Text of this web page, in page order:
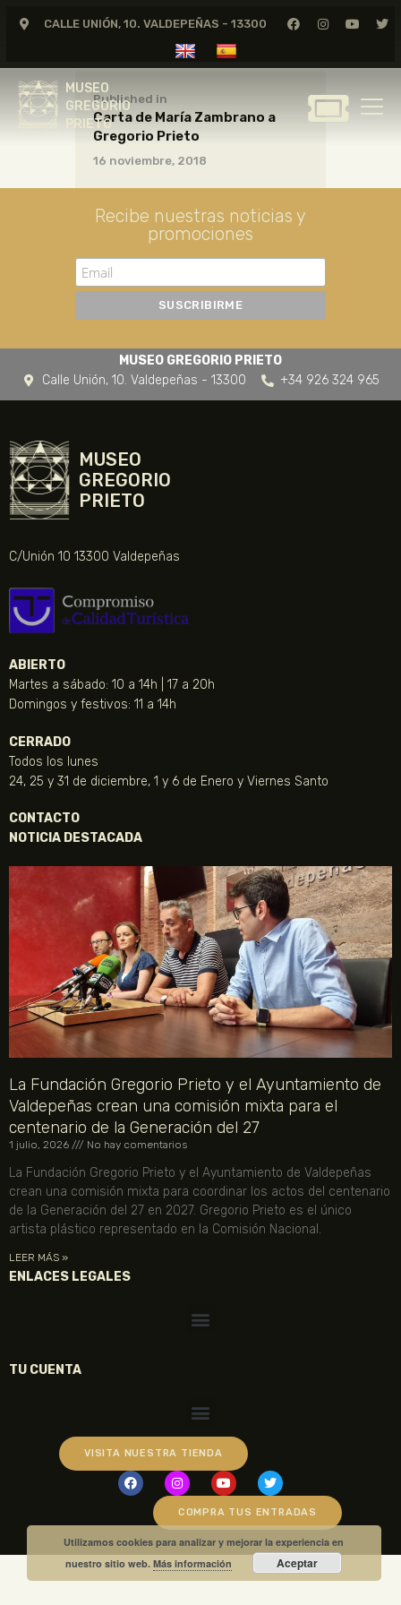
CALLE UNIÓN, 10. VALDEPEÑAS - 13300
MUSEO
GREGORIO
PRIETO
MUSEO
GREGORIO
GREGORIO PRIETO
CERTAMEN DE DIBUJO
FUNDACIÓN
TIENDA
NOTICIAS
Published in
Carta de María Zambrano a
Gregorio Prieto
16 noviembre, 2018
Recibe nuestras noticias y
promociones
MUSEO GREGORIO PRIETO
Calle Unión, 10. Valdepeñas - 13300
+34 926 324 965
MUSEO
GREGORIO
PRIETO
C/Unión 10 13300 Valdepeñas
ABIERTO
Martes a sábado: 10 a 14h | 17 a 20h
Domingos y festivos: 11 a 14h
CERRADO
Todos los lunes
24, 25 y 31 de diciembre, 1 y 6 de Enero y Viernes Santo
CONTACTO
NOTICIA DESTACADA
La Fundación Gregorio Prieto y el Ayuntamiento de
Valdepeñas crean una comisión mixta para el
centenario de la Generación del 27
1 julio, 2026 No hay comentarios
La Fundación Gregorio Prieto y el Ayuntamiento de Valdepeñas
crean una comisión mixta para coordinar los actos del centenario
de la Generación del 27 en 2027. Gregorio Prieto es el único
artista plástico representado en la Comisión Nacional.
LEER MÁS »
ENLACES LEGALES
TU CUENTA
VISITA NUESTRA TIENDA
COMPRA TUS ENTRADAS
Utilizamos cookies para analizar y mejorar la experiencia en
nuestro sitio web.Más información Aceptar